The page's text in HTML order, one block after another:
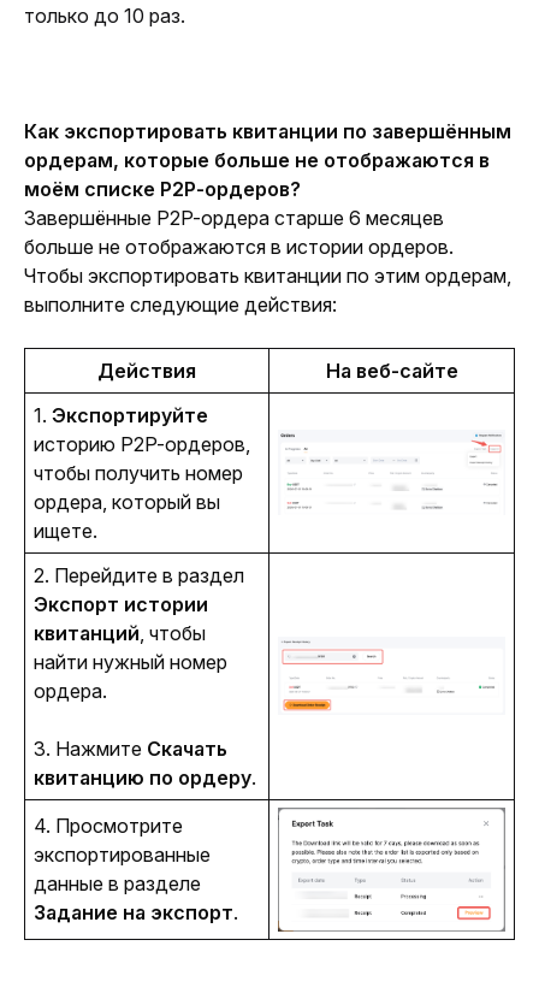
только до 10 раз.
Как экспортировать квитанции по завершённым
ордерам, которые больше не отображаются в
моём списке P2P-ордеров?
Завершённые P2P-ордера старше 6 месяцев
больше не отображаются в истории ордеров.
Чтобы экспортировать квитанции по этим ордерам,
выполните следующие действия:
Действия
На веб-сайте
1. Экспортируйте
историю P2P-ордеров,
чтобы получить номер
ордера, который вы
ищете.
2. Перейдите в раздел
Экспорт истории
квитанций, чтобы
найти нужный номер
ордера.
3. Нажмите Скачать
квитанцию по ордеру.
4. Просмотрите
экспортированные
Задание на экспорт.